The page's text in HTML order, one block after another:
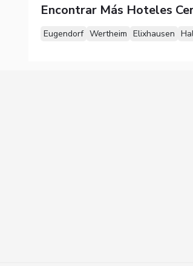
Encontrar Más Hoteles
Eugendorf Wertheim Elixhausen